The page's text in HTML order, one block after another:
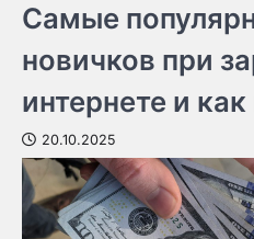
Самые
новичков при
интернете и
20.10.2025